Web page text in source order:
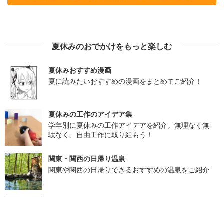
夏休みのおでかけをもっと楽しむ
夏休みおすすめ漫画
夏に読みたいおすすめの漫画をまとめてご紹介！
夏休みの工作のアイデア集
学年別に夏休みの工作アイデアを紹介。無理なく無
駄なく、自由工作に取り組もう！
関東・関西の日帰り温泉
関東や関西の日帰りできるおすすめの温泉をご紹介